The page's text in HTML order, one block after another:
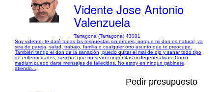
Vidente Jose Antonio
Valenzuela
Tarragona (Tarragona) 43001
Soy vidente, te daré todas las respuestas sin errores, porque mi don es natural, ya
sea de pareja, salud, trabajo, familia o cualquier otro asunto que te preocupe.
También tengo el don de la sanación, puedo quitar el mal de ojo y sanar todo tipo
de enfermedades, siempre que no sean congénitas ni degenerativas. Como
médium puedo darte mensajes de fallecidos. No estoy en ningún gabinete,
atiendo...
Pedir presupuesto